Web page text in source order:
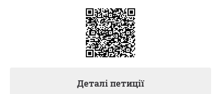
— відсутність інформації щодо подальшої долі
проєкту Кримінального кодексу;
— обмежена публічність процесу роботи над
системним нормативним актом.
З огляду на те, що реформа здійснювалася в
участі міжнародних експертів та в рамках програм,
деталі петиції